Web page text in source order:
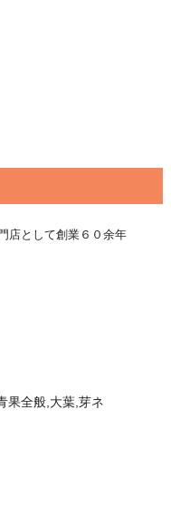
店として創業６０余年
果全般,大葉,芽ネ